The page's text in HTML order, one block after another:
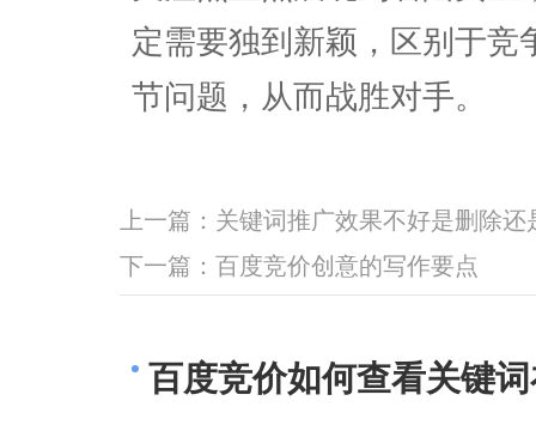
定需要独到新颖，区别于
节问题，从而战胜对手。
上一篇： 关键词推广效果不好是删除还
下一篇： 百度竞价创意的写作要点
百度竞价如何查看关键